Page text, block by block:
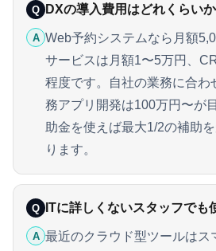
Q DXの導入費用はどれくらい
A Web予約システムなら月額
サービスは月額1〜5万円、
程度です。自社の業務に合わ
務アプリ開発は100万円〜が
助金を使えば最大1/2の補助
ります。
Q ITに詳しくないスタッフでも
A 最近のクラウド型ツールはス